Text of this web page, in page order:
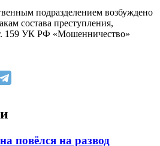
подразделением возбуждено
состава преступления,
159 УК РФ «Мошенничество»
повёлся на развод